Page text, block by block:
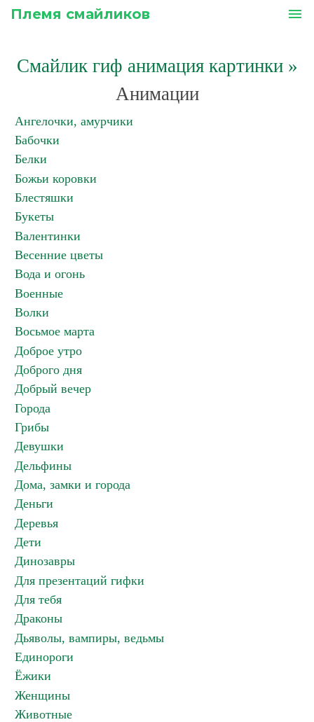
Племя смайликов menu
Смайлик гиф анимация картинки»
Анимации
Ангелочки, амурчики
Бабочки
Белки
Божьи коровки
Блестяшки
Букеты
Валентинки
Весенние цветы
Вода и огонь
Военные
Волки
Восьмое марта
Доброе утро
Доброго дня
Добрый вечер
Города
Грибы
Девушки
Дельфины
Дома, замки и города
Деньги
Деревья
Дети
Динозавры
Для презентаций гифки
Для тебя
Драконы
Дьяволы, вампиры, ведьмы
Единороги
Ёжики
Женщины
Животные